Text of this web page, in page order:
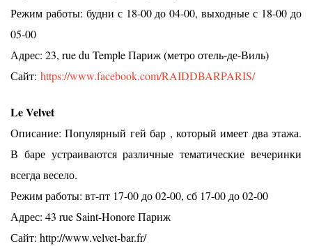
Режим работы: будни с 18-00 до 04-00, выходные с 18-00 до
05-00
Адрес: 23, rue du Temple Париж (метро отель-де-Виль)
Сайт: https://www.facebook.com/RAIDDBARPARIS/
Le Velvet
Описание: Популярный гей бар , который имеет два этажа.
В баре устраиваются различные тематические вечеринки
всегда весело.
Режим работы: вт-пт 17-00 до 02-00, сб 17-00 до 02-00
Адрес: 43 rue Saint-Honore Париж
Сайт: http://www.velvet-bar.fr/